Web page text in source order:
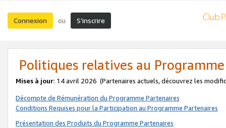
Connexion ou S’inscrire
Politiques relatives au
Mises à jour: 14 avril 2026 (Partenaires actuels, découvrez les
Décompte de Rémunération du Programme Partenaires
Conditions Requises pour la Participation au Programme Partenaires
Présentation des Produits du Programme Partenaires